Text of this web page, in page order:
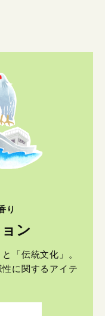
り
ン
「伝統文化」。
に関するアイテ